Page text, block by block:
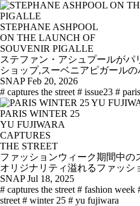
STEPHANE ASHPOOL
ON THE LAUNCH OF
SOUVENIR PIGALLE
ステファン・アシュプールがパ
ショップ,スーベニアピガールの
SNAP Feb 20, 2026
# captures the street # issue23 # paris
PARIS WINTER 25
YU FUJIWARA
CAPTURES
THE STREET
ファッションウィーク期間中の
オリジナリティ溢れるファッシ
SNAP Jul 18, 2025
# captures the street # fashion week
street # winter 25 # yu fujiwara